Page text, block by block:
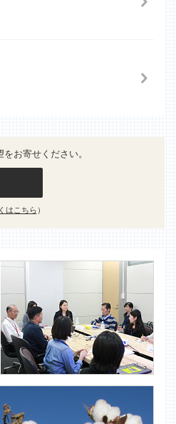
お寄せください。
はこちら ）